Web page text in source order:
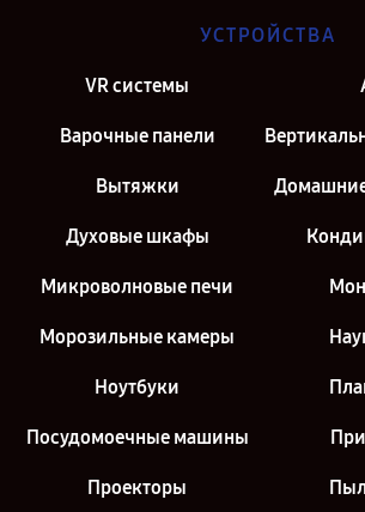
Ремонт морозильной камеры Samsung SG-15
УСТРОЙСТВА
VR системы
Варочные панели
Вытяжки
Духовые шкафы
Микроволновые печи
Морозильные камеры
Ноутбуки
Посудомоечные машины
Проекторы